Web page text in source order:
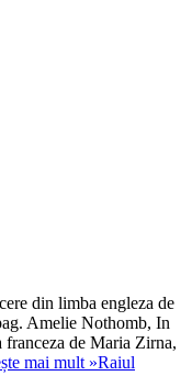
din limba engleza de
Amelie Nothomb, In
franceza de Maria Zirna,
mai mult »Raiul